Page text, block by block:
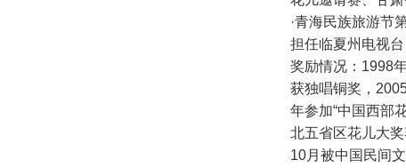
·青海民族旅游节
担任临夏州电视
奖励情况：1998
获独唱铜奖，
年参加“中国西部
北五省区花儿大
10月被中国民间